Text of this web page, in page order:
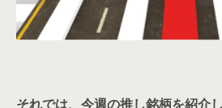
それでは、今週の推し銘柄を紹介